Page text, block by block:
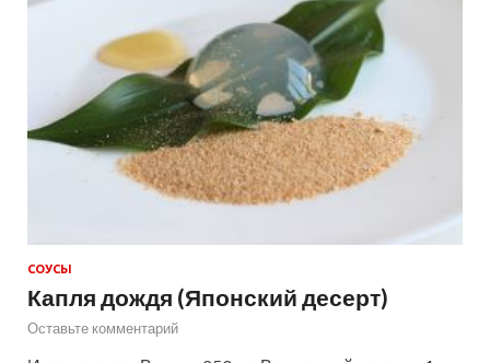
СОУСЫ
Капля дождя (Японский десерт)
Оставьте комментарий